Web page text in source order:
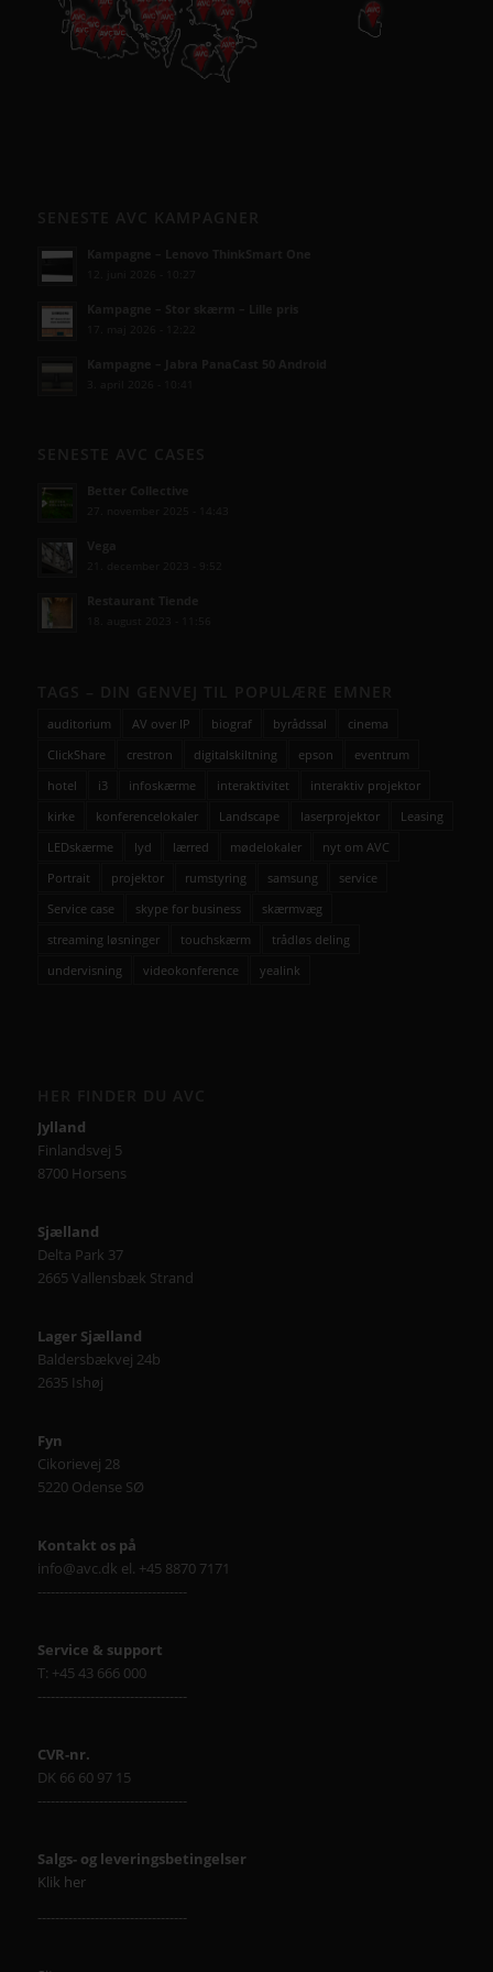
auditorium AV over IP biograf byrådssal
cinema
ClickShare
crestron digitalskiltning epson
eventrum
hotel
i3 infoskærme interaktivitet
interaktiv projektor
kirke
konferencelokaler Landscape laserprojektor
Leasing
LEDskærme
lyd lærred mødelokaler
nyt om AVC
Portrait
projektor rumstyring samsung
service
Service case
skype for business
skærmvæg
streaming løsninger
touchskærm
trådløs deling
undervisning
videokonference yealink
Jylland
Finlandsvej 5
8700 Horsens
Sjælland
Delta Park 37
2665 Vallensbæk Strand
Lager Sjælland
Baldersbækvej 24b
2635 Ishøj
Fyn
Cikorievej 28
5220 Odense SØ
Kontakt os på
info@avc.dk el. +45 8870 7171
----------------------------------
Service & support
T: +45 43 666 000
----------------------------------
CVR-nr.
DK 66 60 97 15
----------------------------------
Salgs- og leveringsbetingelser
Klik her
----------------------------------